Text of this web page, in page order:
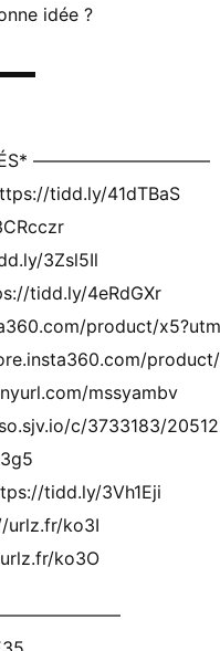
idée ?
——————————
tidd.ly/41dTBaS
3Zsl5Il
tidd.ly/4eRdGXr
product/
product/
mssyambv
c/3733183/
tidd.ly/3Vh1Eji
urlz.fr/ko3I
ko3O